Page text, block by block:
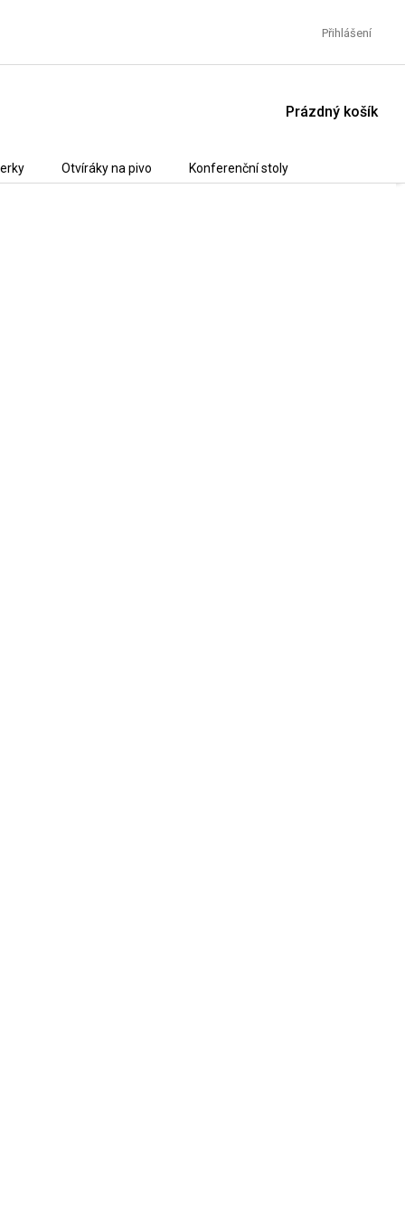
Přihlášení
NÁKUPNÍ
Prázdný košík
Otvíráky na pivo Konferenční stoly